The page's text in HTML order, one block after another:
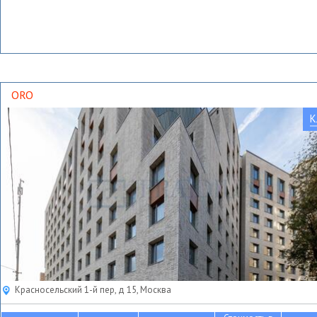
ORO
Красносельский 1-й пер, д 15, Москва